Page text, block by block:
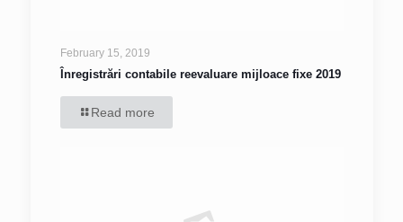
February 15, 2019
Înregistrări contabile reevaluare mijloace fixe 2019
Read more